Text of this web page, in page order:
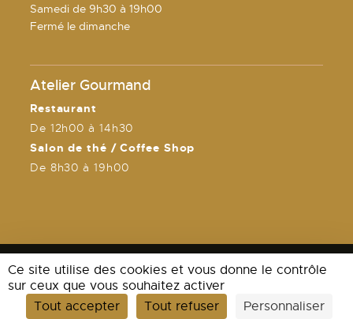
Ce site utilise des cookies et vous donne le contrôle
sur ceux que vous souhaitez activer
Tout accepter
Tout refuser Personnaliser
Samedi de 9h30 à 19h00
Fermé le dimanche
Atelier Gourmand
Restaurant
De 12h00 à 14h30
Salon de thé / Coffee Shop
De 8h30 à 19h00
Mentions légales